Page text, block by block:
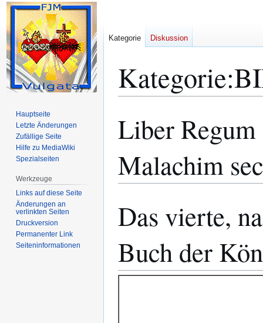
Kategorie:
Navigation
Suche
Liber
Malachim
Das vierte,
Buch der
Kategorie Diskussion
Hauptseite
Letzte Änderungen
Zufällige Seite
Hilfe zu MediaWiki
Spezialseiten
Werkzeuge
Links auf diese Seite
Änderungen an
verlinkten Seiten
Druckversion
Permanenter Link
Seiten­­informationen